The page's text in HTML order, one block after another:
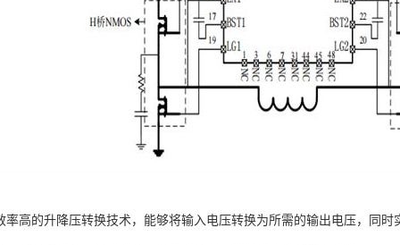
率高的升降压转换技术，能够将输入电压转换为所需的输出电压，同